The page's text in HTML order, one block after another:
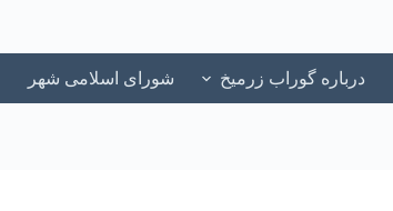
درباره گوراب زرمیخ شورای اسلامی شهر